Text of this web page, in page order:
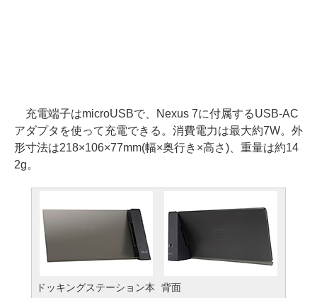
充電端子はmicroUSBで、Nexus 7に付属するUSB-AC
アダプタを使って充電できる。消費電力は最大約7W。外
形寸法は218×106×77mm(幅×奥行き×高さ)、重量は約14
2g。
ドッキングステーション本
背面